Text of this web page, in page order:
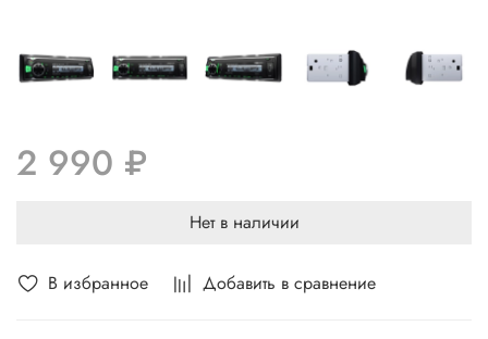
В избранное Добавить в сравнение
2 990 ₽
Нет в наличии